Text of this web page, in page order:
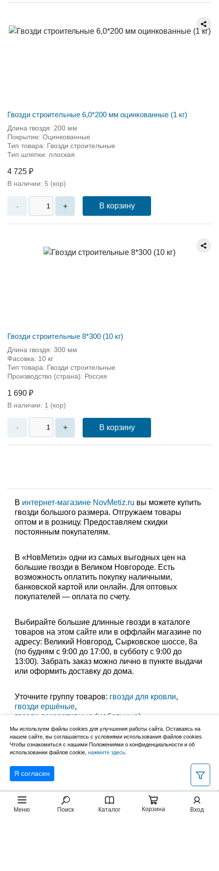
Меню Поиск Каталог Корзина Вход
Гвозди строительные 6,0*200 мм оцинкованные (1 кг)
Длина гвоздя: 200 мм
Покрытие: Оцинкованные
Тип товара: Гвозди строительные
Тип шляпки: плоская
4 725 ₽
В наличии: 5 (кор)
- + В корзину
Гвозди строительные 8*300 (10 кг)
Длина гвоздя: 300 мм
Фасовка: 10 кг
Тип товара: Гвозди строительные
Производство (страна): Россия
1 690 ₽
В наличии: 1 (кор)
- + В корзину
В интернет-магазине NovMetiz.ru вы можете купить
гвозди большого размера. Отгружаем товары
оптом и в розницу. Предоставляем скидки
постоянным покупателям.
В «НовМетиз» одни из самых выгодных цен на
большие гвозди в Великом Новгороде. Есть
возможность оплатить покупку наличными,
банковской картой или онлайн. Для оптовых
покупателей — оплата по счету.
Выбирайте большие длинные гвозди в каталоге
товаров на этом сайте или в оффлайн магазине по
адресу: Великий Новгород, Сырковское шоссе, 8а
(по будням с 9:00 до 17:00, в субботу с 9:00 до
13:00). Забрать заказ можно лично в пункте выдачи
или оформить доставку до дома.
Уточните группу товаров: гвозди для кровли,
гвозди ершёные,
гвозди декоративные (мебельные)
гвозди для ондулина ,гвозди для нейлеров,
винтовые гвозди,гвозди строительные,
гвозди толевые,финишные гвозди,
гвозди шиферные
Мы используем файлы cookies для улучшения работы сайта. Оставаясь на
нашем сайте, вы соглашаетесь с условиями использования файлов cookies.
Чтобы ознакомиться с нашими Положениями о конфиденциальности и об
использовании файлов cookie, нажмите здесь
Я согласен